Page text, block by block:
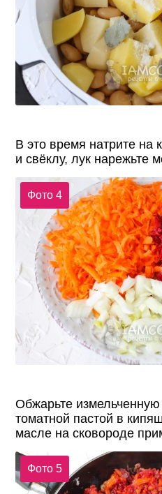
В это время натрите на
и свёклу, лук нарежьте
Фото 4
Обжарьте
томатной пастой в
масле на сковороде
Фото 5